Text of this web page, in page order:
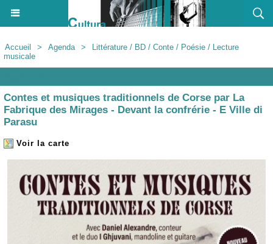
Accueil > Agenda >
Littérature / BD / Conte / Poésie / Lecture
musicale
Contes et musiques traditionnels de Corse par La
Fabrique des Mirages - Devant la confrérie - E Ville di
Parasu
Voir la carte